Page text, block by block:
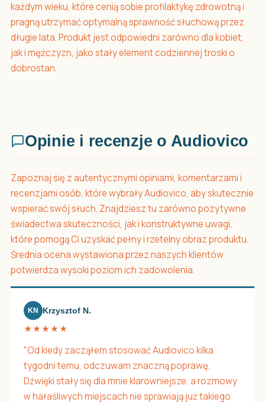
każdym wieku, które cenią sobie profilaktykę zdrowotną i
pragną utrzymać optymalną sprawność słuchową przez
długie lata. Produkt jest odpowiedni zarówno dla kobiet,
jak i mężczyzn, jako stały element codziennej troski o
dobrostan.
Opinie i recenzje o Audiovico
Zapoznaj się z autentycznymi opiniami, komentarzami i
recenzjami osób, które wybrały Audiovico, aby skutecznie
wspierać swój słuch. Znajdziesz tu zarówno pozytywne
świadectwa skuteczności, jak i konstruktywne uwagi,
które pomogą Ci uzyskać pełny i rzetelny obraz produktu.
Średnia ocena wystawiona przez naszych klientów
potwierdza wysoki poziom ich zadowolenia.
KN Krzysztof N.
★★★★★
"Od kiedy zacząłem stosować Audiovico kilka
tygodni temu, odczuwam znaczną poprawę.
Dźwięki stały się dla mnie klarowniejsze, a rozmowy
w hałaśliwych miejscach nie sprawiają już takiego